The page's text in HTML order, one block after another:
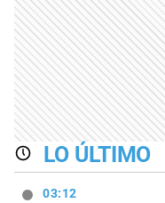
LO ÚLTIMO
03:12